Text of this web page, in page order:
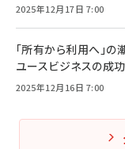
2025年12月17日 7:00
「所有から利用へ」の
ユースビジネスの成
2025年12月16日 7:00